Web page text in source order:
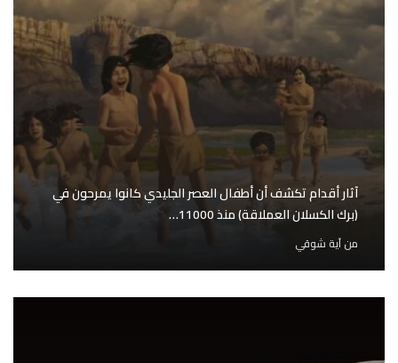
آثار أقدام تكشف أن أطفال العصر الجليدي كانوا يمرحون في
(برك الكسلان العملاقة) منذ 11000…
منآية شوقي